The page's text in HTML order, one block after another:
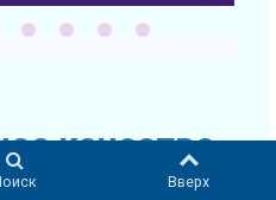
качество
Вверх